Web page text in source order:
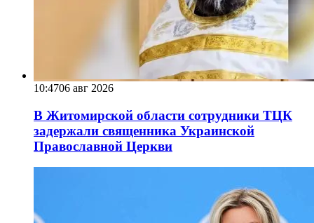
10:4706 авг 2026
В Житомирской области сотрудники ТЦК
задержали священника Украинской
Православной Церкви